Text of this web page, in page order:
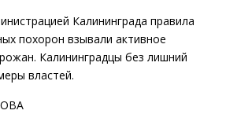
Калининграда правила
похорон взывали активное
Калининградцы без лишний
властей.